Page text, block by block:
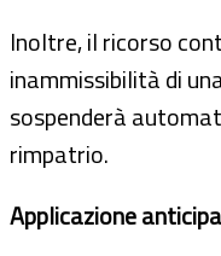
Inoltre, il ricorso
inammissibilità di
sospenderà
rimpatrio.
Applicazione